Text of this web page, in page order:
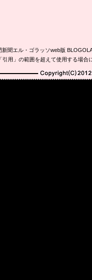
新聞エル・ゴラッソweb版
用」の範囲を超えて使用する場
Copyright(C)2010-